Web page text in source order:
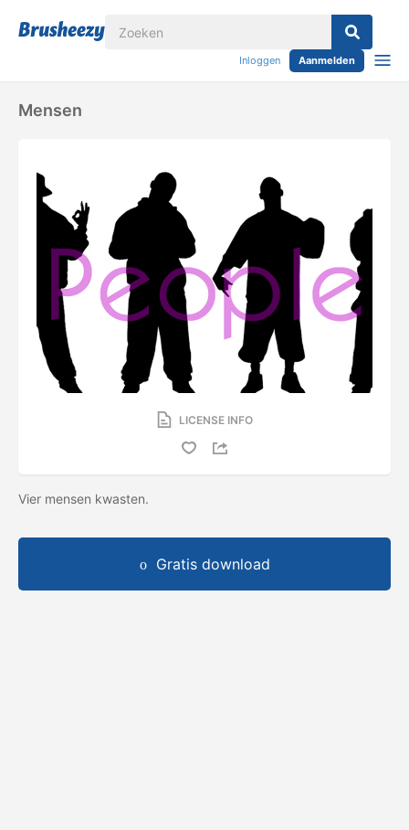
Inloggen Aanmelden
Mensen
LICENSE INFO
Vier mensen kwasten.
Gratis download